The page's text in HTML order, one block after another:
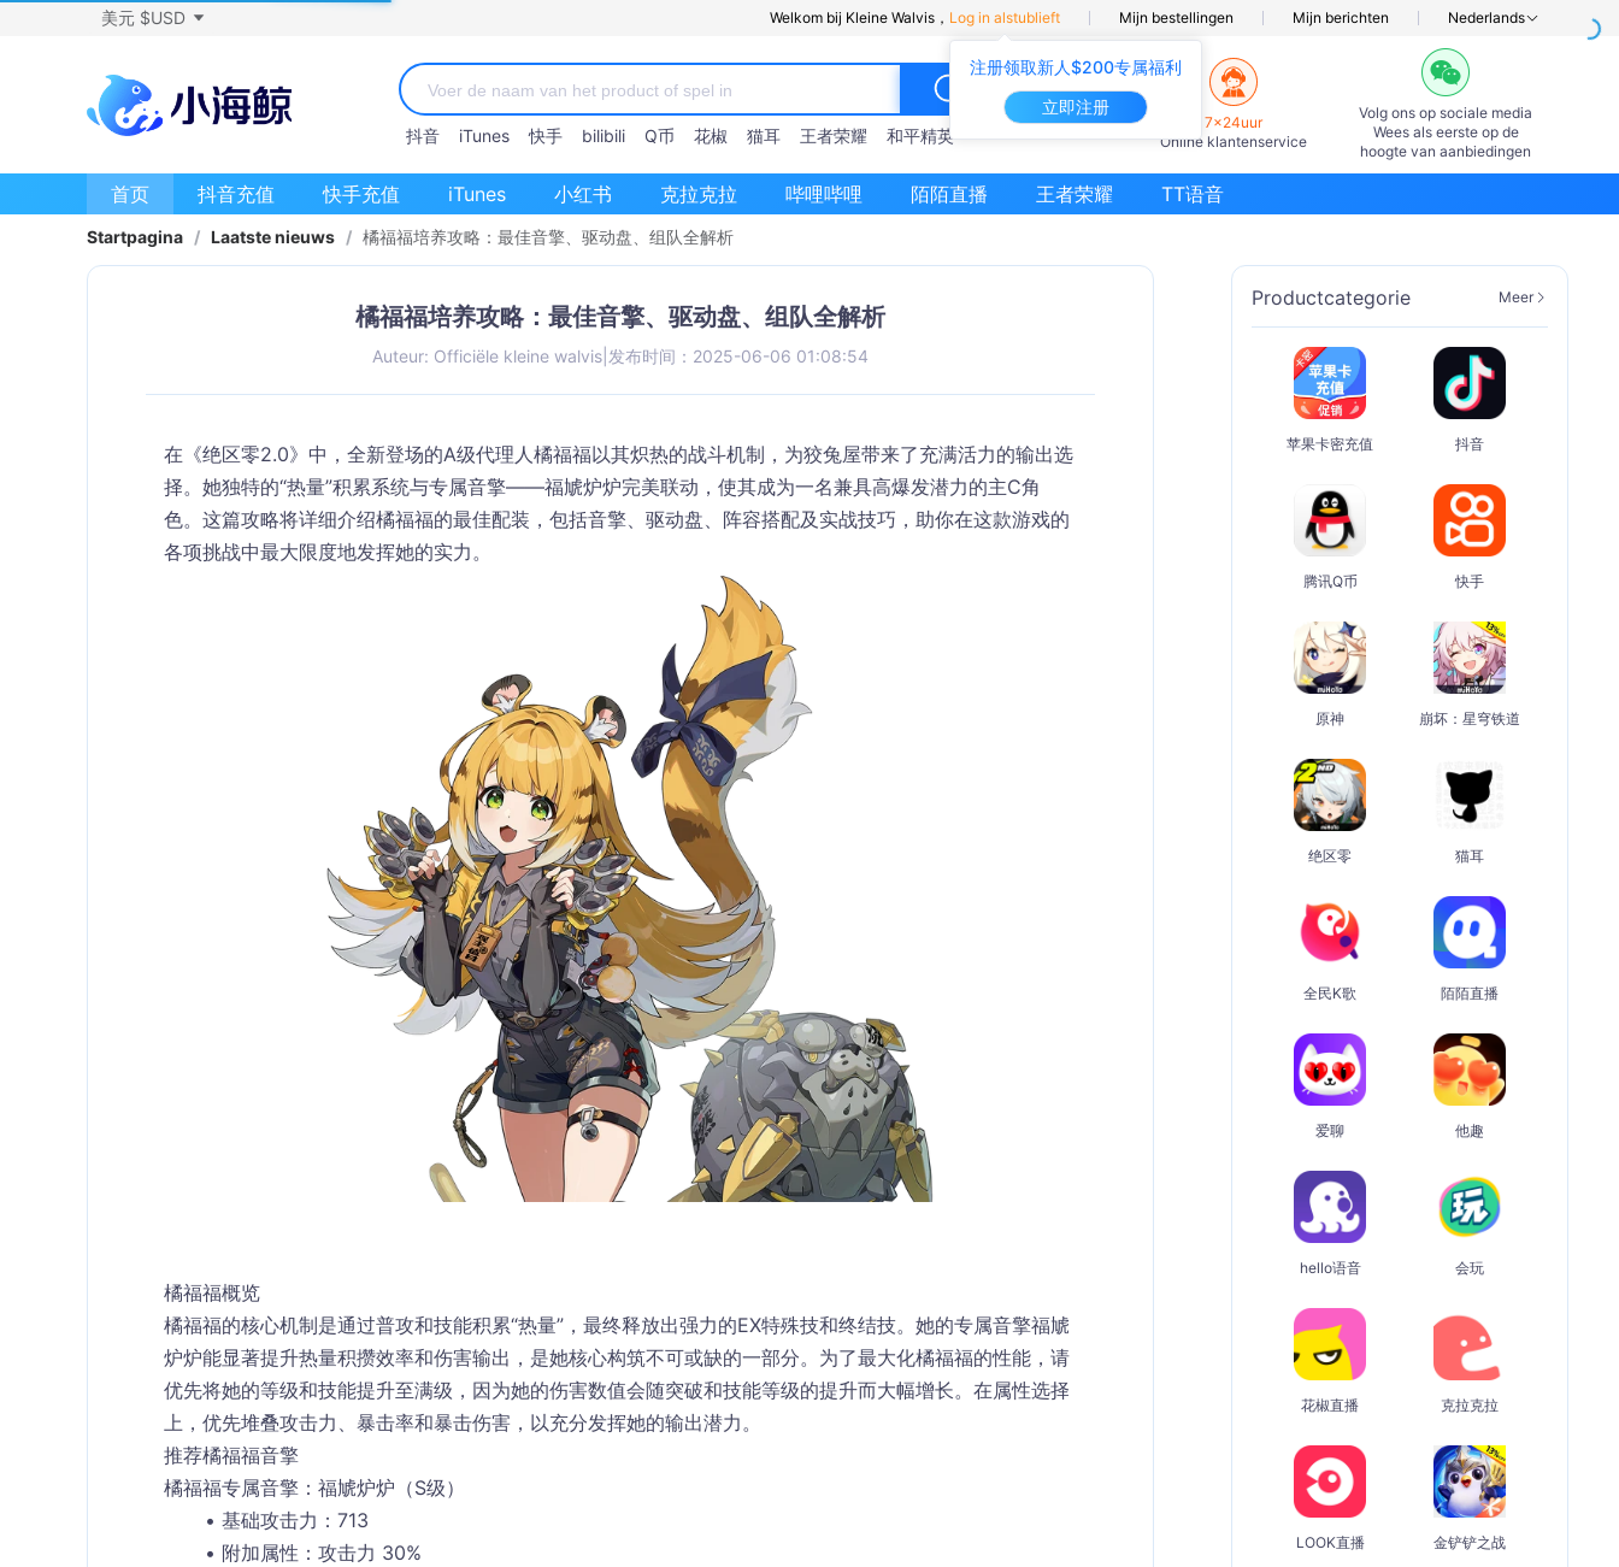
注册领取新人$200专属福利
立即注册
美元 $USD Welkom bij Kleine Walvis， Log in alstublieft Mijn bestellingen Mijn berichten Nederlands
抖音 iTunes 快手 bilibili Q币 花椒 猫耳 王者荣耀 和平精英
7×24uur
Online klantenservice
Volg ons op sociale media
Wees als eerste op de
hoogte van aanbiedingen
首页 抖音充值 快手充值 iTunes 小红书 克拉克拉 哔哩哔哩 陌陌直播 王者荣耀 TT语音
Startpagina / Laatste nieuws / 橘福福培养攻略：最佳音擎、驱动盘、组队全解析
橘福福培养攻略：最佳音擎、驱动盘、组队全解析
Auteur: Officiële kleine walvis 发布时间：2025-06-06 01:08:54
在《绝区零2.0》中，全新登场的A级代理人橘福福以其炽热的战斗机制，为狡兔屋带来了充满活力的输出选
择。她独特的“热量”积累系统与专属音擎——福虓炉炉完美联动，使其成为一名兼具高爆发潜力的主C角
色。这篇攻略将详细介绍橘福福的最佳配装，包括音擎、 驱动盘、 阵容搭配及 实战技巧 ，助你在这款游戏的
各项挑战中最大限度地发挥她的实力。
橘福福概览
橘福福的核心机制是通过普攻和技能积累“热量”，最终释放出强力的EX特殊技和终结技。她的专属音擎福虓
炉炉能显著提升热量积攒效率和伤害输出，是她核心构筑不可或缺的一部分。为了最大化橘福福的性能，请
优先将她的等级和技能提升至满级，因为她的伤害数值会随突破和技能等级的提升而大幅增长。在属性选择
上，优先堆叠攻击力 、 暴击率和暴击伤害 ，以充分发挥她的输出潜力。
推荐橘福福音擎
橘福福专属音擎：福虓炉炉（S级）
基础攻击力 ：713
附加属性 ：攻击力 30%
Productcategorie Meer
苹果卡密充值 抖音
腾讯Q币 快手
原神 崩坏：星穹铁道
绝区零 猫耳
全民K歌 陌陌直播
爱聊 他趣
hello语音 会玩
花椒直播 克拉克拉
LOOK直播 金铲铲之战